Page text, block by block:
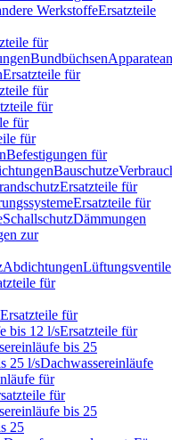
WerkstoffeErsatzteile
für
Bundbüchsen
Ersatzteile für
für
für
für
für
Befestigungen für
Bauschutze
Ersatzteile für
Ersatzteile für
SchallschutzDämmungen
zur
AbdichtungenLüftungsventile
für
Ersatzteile für
bis 12 l/sErsatzteile für
bis 25
25 l/sDachwassereinläufe
für
für
bis 25
25